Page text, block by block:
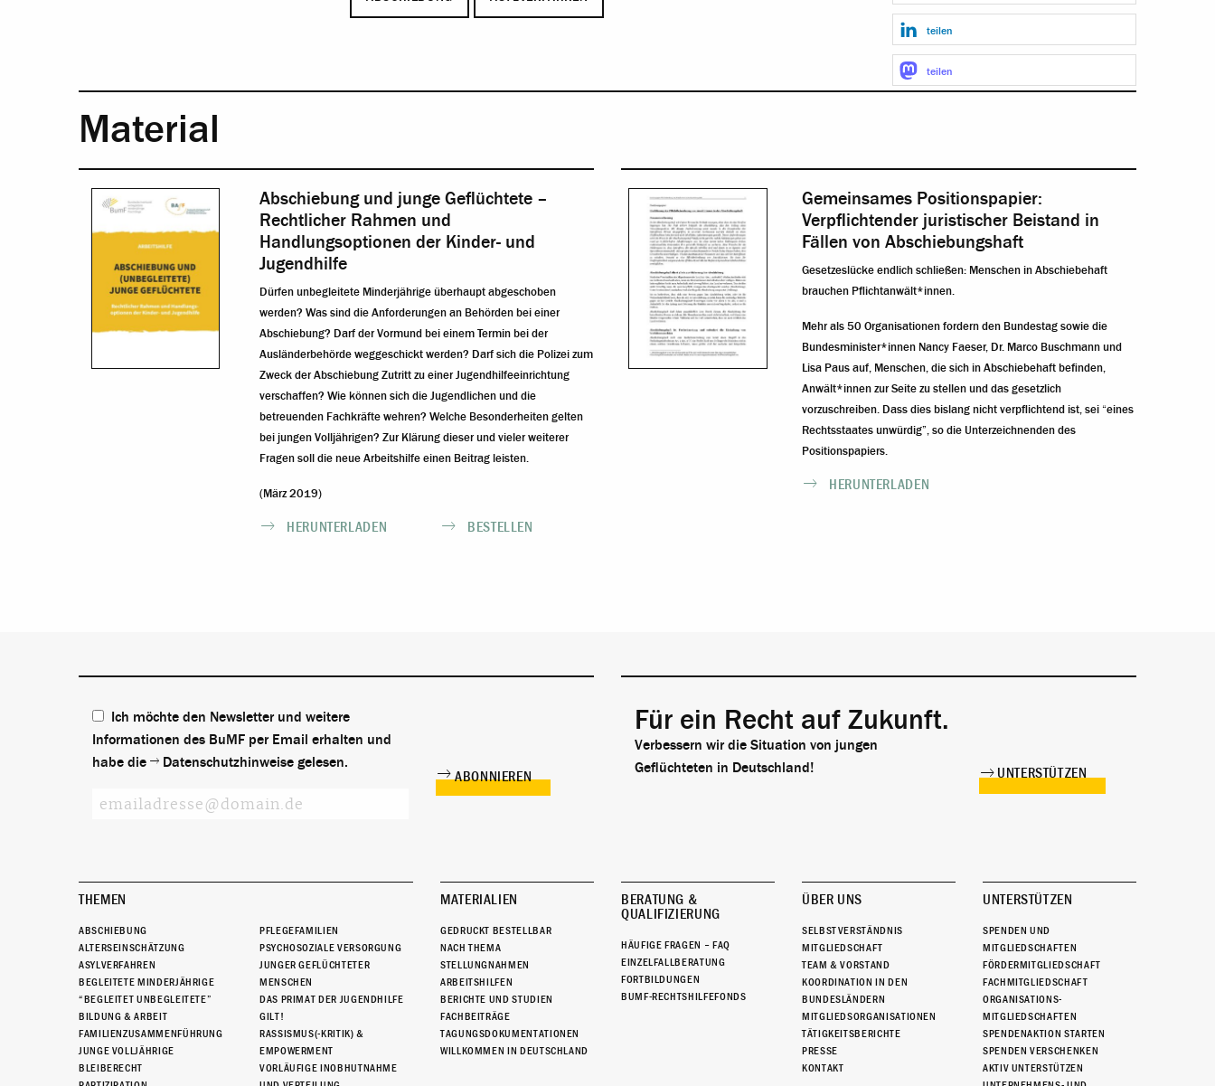
teilen
teilen
Material
Abschiebung und junge Geflüchtete –
Rechtlicher Rahmen und
Handlungsoptionen der Kinder- und
Jugendhilfe
Dürfen unbegleitete Minderjährige überhaupt abgeschoben
werden? Was sind die Anforderungen an Behörden bei einer
Abschiebung? Darf der Vormund bei einem Termin bei der
Ausländerbehörde weggeschickt werden? Darf sich die Polizei zum
Zweck der Abschiebung Zutritt zu einer Jugendhilfeeinrichtung
verschaffen? Wie können sich die Jugendlichen und die
betreuenden Fachkräfte wehren? Welche Besonderheiten gelten
bei jungen Volljährigen? Zur Klärung dieser und vieler weiterer
Fragen soll die neue Arbeitshilfe einen Beitrag leisten.
(März 2019)
HERUNTERLADEN BESTELLEN
Gemeinsames Positionspapier:
Verpflichtender juristischer Beistand in
Fällen von Abschiebungshaft
Gesetzeslücke endlich schließen: Menschen in Abschiebehaft
brauchen Pflichtanwält*innen.
Mehr als 50 Organisationen fordern den Bundestag sowie die
Bundesminister*innen Nancy Faeser, Dr. Marco Buschmann und
Lisa Paus auf, Menschen, die sich in Abschiebehaft befinden,
Anwält*innen zur Seite zu stellen und das gesetzlich
vorzuschreiben. Dass dies bislang nicht verpflichtend ist, sei “eines
Rechtsstaates unwürdig”, so die Unterzeichnenden des
Positionspapiers.
HERUNTERLADEN
Ich möchte den Newsletter und weitere
Informationen des BuMF per Email erhalten und
habe die
Datenschutzhinweise gelesen.
Für ein Recht auf Zukunft.
Verbessern wir die Situation von jungen
Geflüchteten in Deutschland!
UNTERSTÜTZEN
THEMEN
ABSCHIEBUNG
ALTERSEINSCHÄTZUNG
ASYLVERFAHREN
BEGLEITETE MINDERJÄHRIGE
“BEGLEITET UNBEGLEITETE”
BILDUNG & ARBEIT
FAMILIENZUSAMMENFÜHRUNG
JUNGE VOLLJÄHRIGE
BLEIBERECHT
PFLEGEFAMILIEN
PSYCHOSOZIALE VERSORGUNG
JUNGER GEFLÜCHTETER
MENSCHEN
DAS PRIMAT DER JUGENDHILFE
GILT!
RASSISMUS(-KRITIK) &
EMPOWERMENT
VORLÄUFIGE INOBHUTNAHME
MATERIALIEN
GEDRUCKT BESTELLBAR
NACH THEMA
STELLUNGNAHMEN
ARBEITSHILFEN
BERICHTE UND STUDIEN
FACHBEITRÄGE
TAGUNGSDOKUMENTATIONEN
WILLKOMMEN IN DEUTSCHLAND
BERATUNG &
QUALIFIZIERUNG
HÄUFIGE FRAGEN – FAQ
EINZELFALLBERATUNG
FORTBILDUNGEN
BUMF-RECHTSHILFEFONDS
ÜBER UNS
SELBSTVERSTÄNDNIS
MITGLIEDSCHAFT
TEAM & VORSTAND
KOORDINATION IN DEN
BUNDESLÄNDERN
MITGLIEDSORGANISATIONEN
TÄTIGKEITSBERICHTE
PRESSE
KONTAKT
UNTERSTÜTZEN
SPENDEN UND
MITGLIEDSCHAFTEN
FÖRDERMITGLIEDSCHAFT
FACHMITGLIEDSCHAFT
ORGANISATIONS-
MITGLIEDSCHAFTEN
SPENDENAKTION STARTEN
SPENDEN VERSCHENKEN
AKTIV UNTERSTÜTZEN